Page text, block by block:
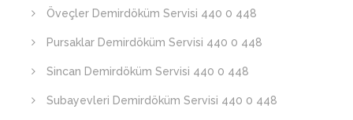
Öveçler Demirdöküm Servisi 440 0 448
Pursaklar Demirdöküm Servisi 440 0 448
Sincan Demirdöküm Servisi 440 0 448
Subayevleri Demirdöküm Servisi 440 0 448